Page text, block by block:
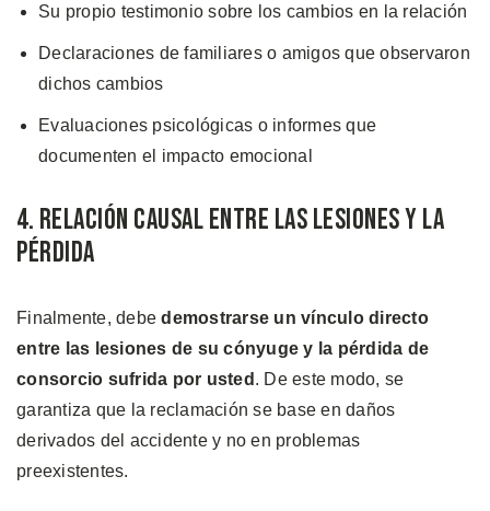
Su propio testimonio sobre los cambios en la relación
Declaraciones de familiares o amigos que observaron
dichos cambios
Evaluaciones psicológicas o informes que
documenten el impacto emocional
4. Relación Causal Entre las Lesiones y la
Pérdida
Finalmente, debedemostrarse un vínculo directo
entre las lesiones de su cónyuge y la pérdida de
consorcio sufrida por usted . De este modo, se
garantiza que la reclamación se base en daños
derivados del accidente y no en problemas
preexistentes.